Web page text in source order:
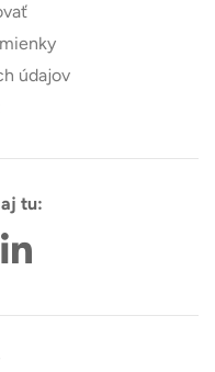
údajov
tu: